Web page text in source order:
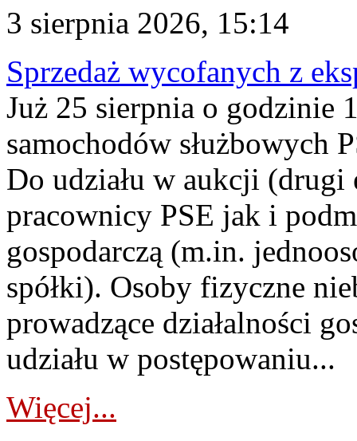
3 sierpnia 2026, 15:14
Sprzedaż wycofanych z
Już 25 sierpnia o godzinie
samochodów służbowych
Do udziału w aukcji (drugi
pracownicy PSE jak i
gospodarczą (m.in.
spółki). Osoby fizyczne
prowadzące działalności
udziału w postępowaniu...
Więcej...